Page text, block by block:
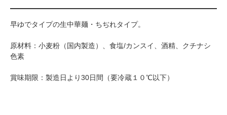
早ゆでタイプの生中華麺・ちぢれタイプ。
原材料：小麦粉（国内製造）、食塩/カンスイ、酒精、クチナシ
色素
賞味期限：製造日より30日間（要冷蔵１０℃以下）